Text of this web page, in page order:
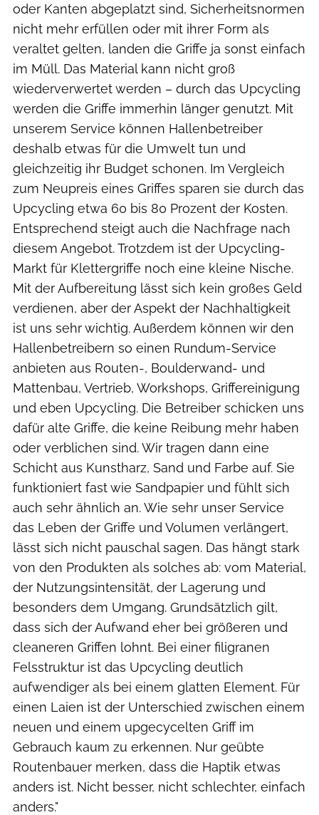
oder Kanten abgeplatzt sind, Sicherheitsnormen
nicht mehr erfüllen oder mit ihrer Form als
veraltet gelten, landen die Griffe ja sonst einfach
im Müll. Das Material kann nicht groß
wiederverwertet werden – durch das Upcycling
werden die Griffe immerhin länger genutzt. Mit
unserem Service können Hallenbetreiber
deshalb etwas für die Umwelt tun und
gleichzeitig ihr Budget schonen. Im Vergleich
zum Neupreis eines Griffes sparen sie durch das
Upcycling etwa 60 bis 80 Prozent der Kosten.
Entsprechend steigt auch die Nachfrage nach
diesem Angebot. Trotzdem ist der Upcycling-
Markt für Klettergriffe noch eine kleine Nische.
Mit der Aufbereitung lässt sich kein großes Geld
verdienen, aber der Aspekt der Nachhaltigkeit
ist uns sehr wichtig. Außerdem können wir den
Hallenbetreibern so einen Rundum-Service
anbieten aus Routen-, Boulderwand- und
Mattenbau, Vertrieb, Workshops, Griffereinigung
und eben Upcycling. Die Betreiber schicken uns
dafür alte Griffe, die keine Reibung mehr haben
oder verblichen sind. Wir tragen dann eine
Schicht aus Kunstharz, Sand und Farbe auf. Sie
funktioniert fast wie Sandpapier und fühlt sich
auch sehr ähnlich an. Wie sehr unser Service
das Leben der Griffe und Volumen verlängert,
lässt sich nicht pauschal sagen. Das hängt stark
von den Produkten als solches ab: vom Material,
der Nutzungsintensität, der Lagerung und
besonders dem Umgang. Grundsätzlich gilt,
dass sich der Aufwand eher bei größeren und
cleaneren Griffen lohnt. Bei einer filigranen
Felsstruktur ist das Upcycling deutlich
aufwendiger als bei einem glatten Element. Für
einen Laien ist der Unterschied zwischen einem
neuen und einem upgecycelten Griff im
Gebrauch kaum zu erkennen. Nur geübte
Routenbauer merken, dass die Haptik etwas
anders ist. Nicht besser, nicht schlechter, einfach
anders."